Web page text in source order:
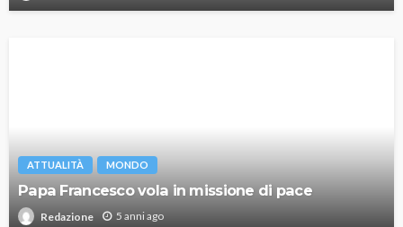
ATTUALITÀ MONDO
Papa Francesco vola in missione di pace
Redazione 5 anni ago